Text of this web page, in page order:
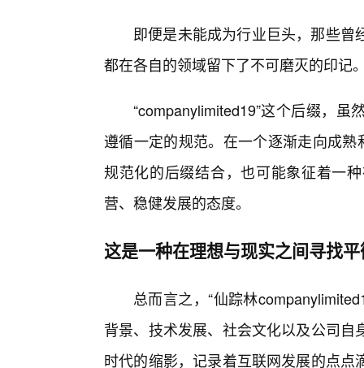
即便是未能成为行业巨头，那些
都在各自的领域留下了不可磨灭的印记
“companylimited19”这个后缀，
遵循一定的规范。在一个逐渐走向成
规范化的后缀结合，也可能象征着一
营、稳健发展的态度。
这是一种在理想与现实之间寻找
总而言之，“仙踪林
背景、技术发展、社会文化以及公司
时代的缩影，记录着互联网发展的点